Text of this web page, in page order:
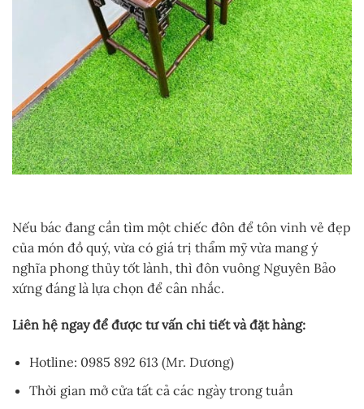
Nếu bác đang cần tìm một chiếc đôn để tôn vinh vẻ đẹp
của món đồ quý, vừa có giá trị thẩm mỹ vừa mang ý
nghĩa phong thủy tốt lành, thì đôn vuông Nguyên Bảo
xứng đáng là lựa chọn để cân nhắc.
Liên hệ ngay để được tư vấn chi tiết và đặt hàng:
Hotline: 0985 892 613 (Mr. Dương)
Thời gian mở cửa tất cả các ngày trong tuần